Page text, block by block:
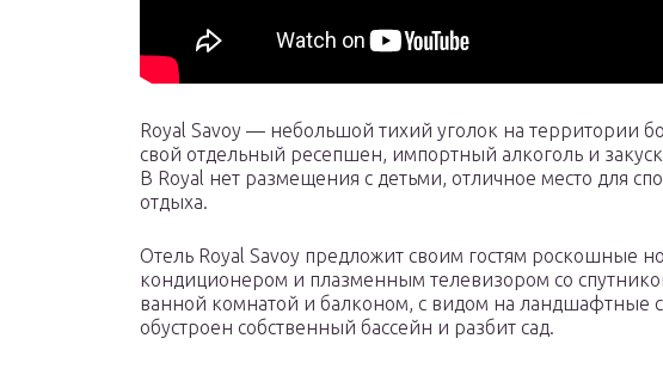
Royal Savoy — небольшой тихий уголок на территории
свой отдельный ресепшен, импортный алкоголь и
В Royal нет размещения с детьми, отличное место для
отдыха.
Отель Royal Savoy предложит своим гостям роскошные
кондиционером и плазменным телевизором со
ванной комнатой и балконом, с видом на ландшафтные
обустроен собственный бассейн и разбит сад.